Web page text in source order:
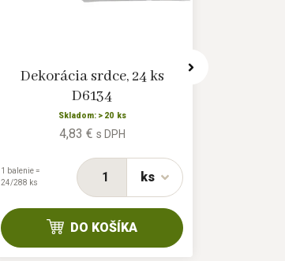
Dekorácia srdce, 24 ks
D6134
Skladom: > 20 ks
4,83 € s DPH
ks
1 balenie =
24/288 ks
DO KOŠÍKA